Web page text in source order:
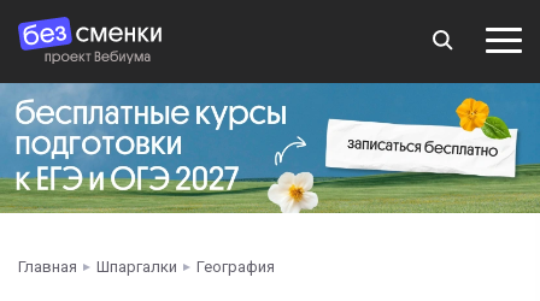
Главная Шпаргалки География